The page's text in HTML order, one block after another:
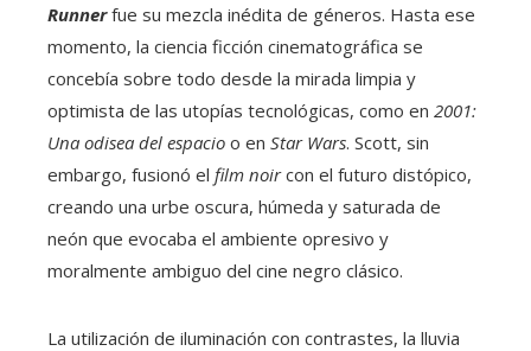
Runnerfue su mezcla inédita de géneros. Hasta ese
momento, la ciencia ficción cinematográfica se
concebía sobre todo desde la mirada limpia y
optimista de las utopías tecnológicas, como en 2001:
Una odisea del espacio o en Star Wars. Scott, sin
embargo, fusionó el film noircon el futuro distópico,
creando una urbe oscura, húmeda y saturada de
neón que evocaba el ambiente opresivo y
moralmente ambiguo del cine negro clásico.
La utilización de iluminación con contrastes, la lluvia